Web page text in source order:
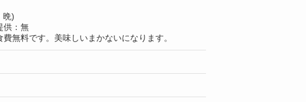
晩)
供：無
費無料です。美味しいまかないになります。